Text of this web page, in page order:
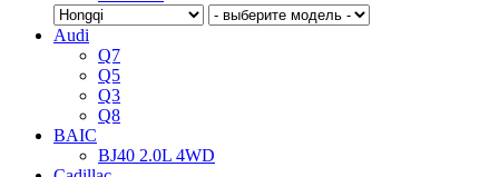
Audi
Q7
Q5
Q3
Q8
BAIC
BJ40 2.0L 4WD